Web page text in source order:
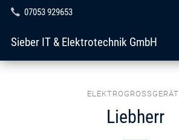
07053 929653
Sieber IT & Elektrotechnik GmbH
ELEKTROGROSSGERÄTE
Liebherr